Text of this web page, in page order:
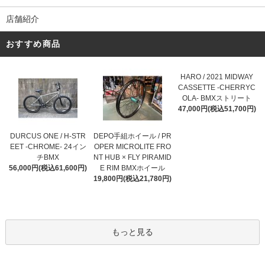
店舗紹介
おすすめ商品
DURCUS ONE / H-STR
EET -CHROME- 24イン
チBMX
56,000円(税込61,600円)
DEPO手組ホイール / PR
OPER MICROLITE FRO
NT HUB × FLY PIRAMID
E RIM BMXホイール
19,800円(税込21,780円)
HARO / 2021 MIDWAY
CASSETTE -CHERRYC
OLA- BMXストリート
47,000円(税込51,700円)
もっと見る